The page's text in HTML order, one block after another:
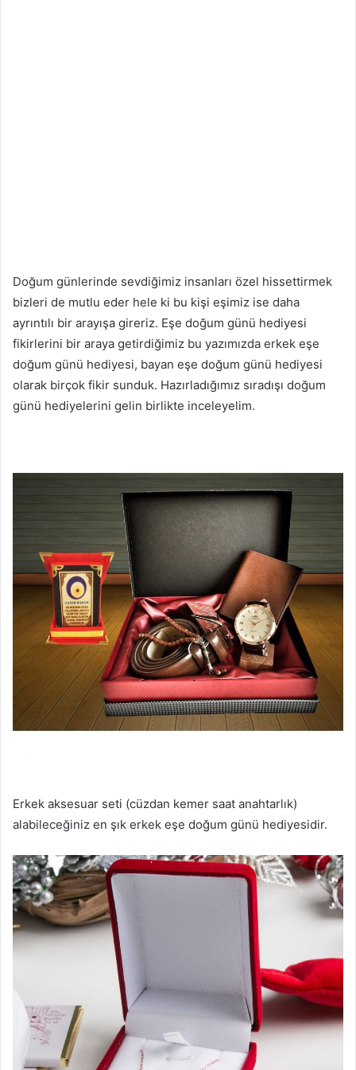
Doğum günlerinde sevdiğimiz insanları özel hissettirmek
bizleri de mutlu eder hele ki bu kişi eşimiz ise daha
ayrıntılı bir arayışa gireriz. Eşe doğum günü hediyesi
fikirlerini bir araya getirdiğimiz bu yazımızda erkek eşe
doğum günü hediyesi, bayan eşe doğum günü hediyesi
olarak birçok fikir sunduk. Hazırladığımız sıradışı doğum
günü hediyelerini gelin birlikte inceleyelim.
Erkek aksesuar seti (cüzdan kemer saat anahtarlık)
alabileceğiniz en şık erkek eşe doğum günü hediyesidir.